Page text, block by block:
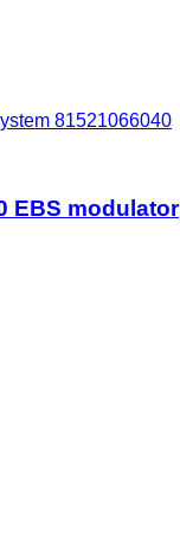
81521066040
EBS modulator